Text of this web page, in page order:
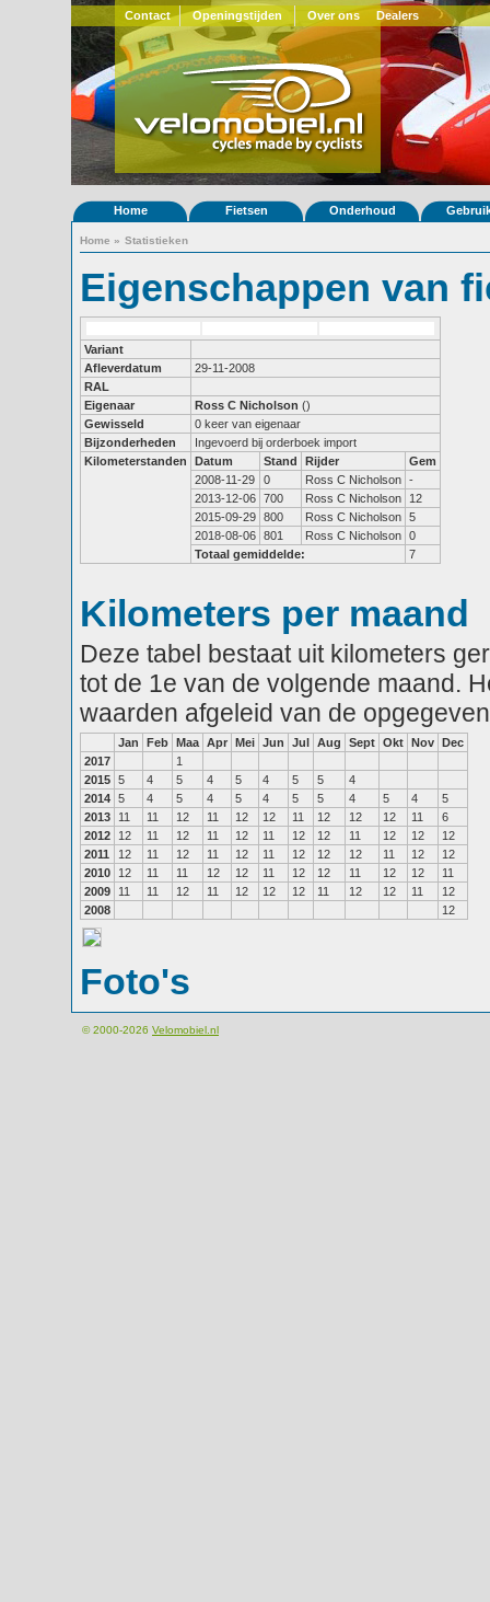
Contact Openingstijden Over ons Dealers
Home Fietsen Onderhoud
Home » Statistieken
Eigenschappen van
Variant
Afleverdatum
29-11-2008
RAL
Eigenaar
Ross C Nicholson ()
Gewisseld
0 keer van eigenaar
Bijzonderheden
Ingevoerd bij orderboek import
Kilometerstanden
Datum Stand Rijder
Gem
2008-11-29
0 Ross C Nicholson -
2013-12-06 700 Ross C Nicholson
12
2015-09-29 800 Ross C Nicholson 5
2018-08-06 801 Ross C Nicholson 0
Totaal gemiddelde:
7
Kilometers per maand
Deze tabel bestaat uit kilometers
tot de 1e van de volgende maand.
waarden afgeleid van de
Jan Feb Maa Apr Mei Jun Jul Aug Sept Okt Nov Dec
2017
1
2015 5 4 5 4 5 4 5 5
4
2014 5 4 5 4 5 4 5 5 4 5 4
5
2013
11 11 12 11 12 12 11 12 12 12 11
6
2012
12 11 12 11 12 11 12 12 11 12 12
12
2011
12 11 12 11 12 11 12 12 12 11 12
12
2010
12 11 11 12 12 11 12 12 11 12 12
11
2009
11 11 12 11 12 12 12 11 12 12 11
12
2008
12
Foto's
© 2000-2026 Velomobiel.nl